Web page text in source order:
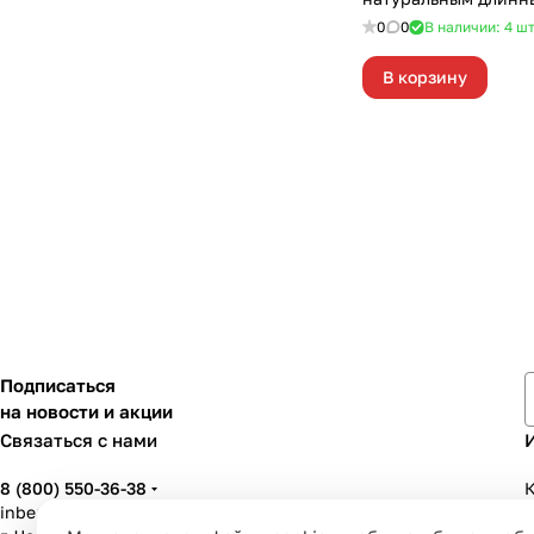
D32/35мм OZONE
0 0 В наличии: 4 шт
В корзину
Подписаться
на новости и акции
Связаться с нами
8 (800) 550-36-38
inbenzo35@list.ru